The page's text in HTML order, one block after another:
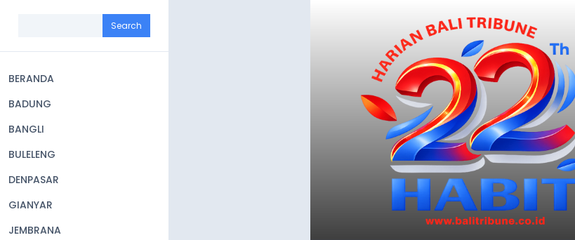
navigation
BERANDA
BADUNG
BANGLI
BULELENG
DENPASAR
GIANYAR
JEMBRANA